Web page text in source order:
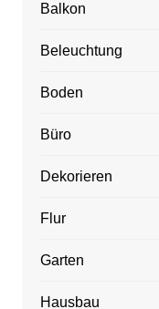
Balkon
Beleuchtung
Boden
Büro
Dekorieren
Flur
Garten
Hausbau